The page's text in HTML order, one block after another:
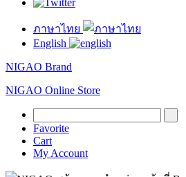
ภาษาไทย
English
NIGAO Brand
NIGAO Online Store
Favorite
Cart
My Account